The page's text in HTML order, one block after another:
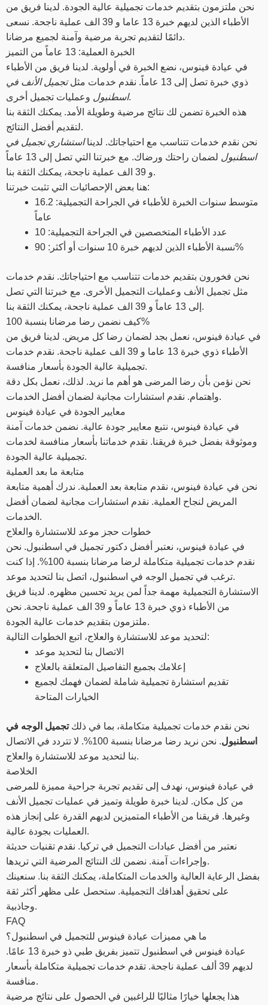
نحن ملتزمون بتقديم خدمات تجميلية عالية الجودة. لدينا فريق من
الأطباء الذين لديهم خبرة 13 عاما و 39 الف عملية ناجحة. نسعى
دائمًا لتقديم تجربة مرضية وآمنة لجميع مرضانا.
الخبرة العملية: 13 عاماً من التميز
في عيادة فينوس، نضع الخبرة في أولوية. لدينا فريق من الأطباء
ذوي خبرة تصل إلى 13 عاماً. نقدم خدمات مثل
تجميل الأنف في
اسطنبولوعمليات تجميل أخرى.
هذه الخبرة تضمن لك نتائج مرضية وطويلة الأمد. يمكنك الثقة بنا
لتقديم أفضل النتائج.
نحن نقدم خدمات تتناسب مع احتياجاتك. لدينااستشاري تجميل في
اسطنبول
لضمان راحتك ورضاك. مع خبرتنا التي تصل إلى 13 عاماً
و 39 الف عملية ناجحة، يمكنك الثقة بنا.
هنا بعض الإحصائيات التي تثبت خبرتنا:
متوسط سنوات الخبرة للأطباء في الجراحة التجميلية: 16.2
عاماً
عدد الأطباء المتخصصين في الجراحة التجميلية: 10
نسبة الأطباء الذين لديهم خبرة 10 سنوات أو أكثر: 90%
نحن فخورون بتقديم خدمات تتناسب مع احتياجاتك. نقدم خدمات
مثل تجميل الأنف وعمليات التجميل الأخرى. مع خبرتنا التي تصل
إلى 13 عاماً و 39 الف عملية ناجحة، يمكنك الثقة بنا.
كيف نضمن رضا مرضانا بنسبة 100%
في عيادة فينوس، نعمل بجد لضمان رضا كل مريض. لدينا فريق من
الأطباء ذوي خبرة 13 عاما و 39 الف عملية ناجحة. نقدم خدمات
تجميلية عالية الجودة بأسعار منافسة.
نحن نؤمن بأن رضا المرضى هو أهم ما نريد. لذلك، نعمل بكل دقة
واهتمام. نقدم استشارات مجانية لضمان أفضل الخدمات.
معايير الجودة في عيادة فينوس
في عيادة فينوس، نتبع معايير جودة عالية. نضمن خدمات آمنة
وموثوقة بفضل خبرة فريقنا. نقدم خدماتنا بأسعار منافسة لخدمات
تجميلية عالية الجودة.
متابعة ما بعد العملية
نحن في عيادة فينوس، نقدم متابعة بعد العملية. ندرك أهمية متابعة
المريض لنجاح العملية. نقدم استشارات مجانية لضمان أفضل
الخدمات.
خطوات حجز موعد للاستشارة والعلاج
في عيادة فينوس، نعتبر أفضل دكتور تجميل في اسطنبول. نحن
نقدم خدمات تجميلية متكاملة لرضا مرضانا بنسبة 100%. إذا كنت
ترغب في تجميل الوجه في اسطنبول، اتصل بنا لتحديد موعد.
الاستشارة التجميلية مهمة جداً لمن يريد تحسين مظهره. لدينا فريق
من الأطباء ذوي خبرة 13 عاماً و 39 الف عملية ناجحة. نحن
ملتزمون بتقديم خدمات عالية الجودة.
لتحديد موعد للاستشارة والعلاج، اتبع الخطوات التالية:
الاتصال بنا لتحديد موعد
إعلامك بجميع التفاصيل المتعلقة بالعلاج
تقديم استشارة تجميلية شاملة لضمان فهمك لجميع
الخيارات المتاحة
نحن نقدم خدمات تجميلية متكاملة، بما في ذلكتجميل الوجه في
اسطنبول
. نحن نريد رضا مرضانا بنسبة 100%. لا تتردد في الاتصال
بنا لتحديد موعد للاستشارة والعلاج.
الخلاصة
في عيادة فينوس، نهدف إلى تقديم تجربة جراحية مميزة للمرضى
من كل مكان. لدينا خبرة طويلة وتميز في عمليات تجميل الأنف
وغيرها. فريقنا من الأطباء المتميزين لديهم القدرة على إنجاز هذه
العمليات بجودة عالية.
نعتبر من أفضل عيادات التجميل في تركيا. نقدم تقنيات حديثة
وإجراءات آمنة. نضمن لك النتائج المرضية التي تريدها.
بفضل الرعاية العالية والخدمات المتكاملة، يمكنك الثقة بنا. سنعينك
على تحقيق أهدافك التجميلية. ستحصل على مظهر أكثر ثقة
وجاذبية.
FAQ
ما هي مميزات عيادة فينوس للتجميل في اسطنبول؟
عيادة فينوس في اسطنبول تتميز بفريق طبي ذو خبرة 13 عامًا.
لديهم 39 ألف عملية ناجحة. تقدم خدمات تجميلية متكاملة بأسعار
منافسة.
هذا يجعلها خيارًا مثاليًا للراغبين في الحصول على نتائج مرضية